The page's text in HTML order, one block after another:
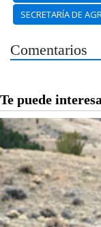
SECRETARÍA DE
Comentarios